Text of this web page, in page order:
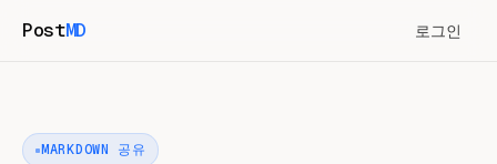
PostMD 로그인
MARKDOWN 공유